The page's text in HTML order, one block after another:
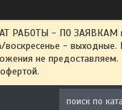
- ПО ЗАЯВКАМ на
-
не предоставляем.